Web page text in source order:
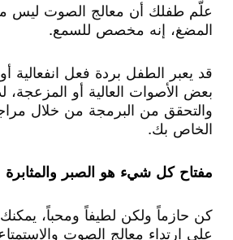
علّم طفلك أن معالج الصوت ليس
المضغ، إنه مخصص للسمع.
قد يعبر الطفل بردة فعل انفعالية
بعض الأصوات العالية أو المزعجة،
والتحقق من البرمجة من خلال
الخاص بك.
مفتاح كل شيء هو الصبر والمثابرة
كن حازماً ولكن لطيفاً ومحباً،
على ارتداء معالج الصوت